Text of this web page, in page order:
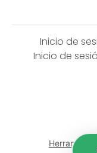
Inicio de
Inicio de